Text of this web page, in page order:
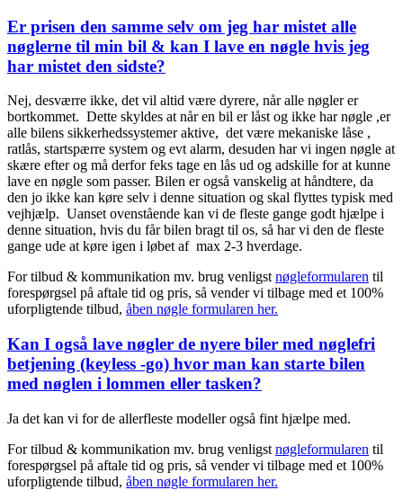
Er prisen den samme selv om jeg har mistet alle
nøglerne til min bil & kan I lave en nøgle hvis jeg
har mistet den sidste?
Nej, desværre ikke, det vil altid være dyrere, når alle nøgler er
bortkommet. Dette skyldes at når en bil er låst og ikke har nøgle ,er
alle bilens sikkerhedssystemer aktive, det være mekaniske låse ,
ratlås, startspærre system og evt alarm, desuden har vi ingen nøgle at
skære efter og må derfor feks tage en lås ud og adskille for at kunne
lave en nøgle som passer. Bilen er også vanskelig at håndtere, da
den jo ikke kan køre selv i denne situation og skal flyttes typisk med
vejhjælp. Uanset ovenstående kan vi de fleste gange godt hjælpe i
denne situation, hvis du får bilen bragt til os, så har vi den de fleste
gange ude at køre igen i løbet af max 2-3 hverdage.
For tilbud & kommunikation mv. brug venligst nøgleformularen til
forespørgsel på aftale tid og pris, så vender vi tilbage med et 100%
uforpligtende tilbud, åben nøgle formularen her.
Kan I også lave nøgler de nyere biler med nøglefri
betjening (keyless -go) hvor man kan starte bilen
med nøglen i lommen eller tasken?
Ja det kan vi for de allerfleste modeller også fint hjælpe med.
For tilbud & kommunikation mv. brug venligst nøgleformularen til
forespørgsel på aftale tid og pris, så vender vi tilbage med et 100%
uforpligtende tilbud, åben nøgle formularen her.